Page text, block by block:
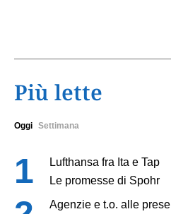
Più lette
Oggi Settimana
Lufthansa fra Ita e Tap
Le promesse di Spohr
Agenzie e t.o. alle prese